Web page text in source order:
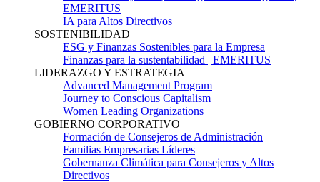
EMERITUS
IA para Altos Directivos
SOSTENIBILIDAD
ESG y Finanzas Sostenibles para la Empresa
Finanzas para la sustentabilidad | EMERITUS
LIDERAZGO Y ESTRATEGIA
Advanced Management Program
Journey to Conscious Capitalism
Women Leading Organizations
GOBIERNO CORPORATIVO
Formación de Consejeros de Administración
Familias Empresarias Líderes
Gobernanza Climática para Consejeros y Altos
Directivos